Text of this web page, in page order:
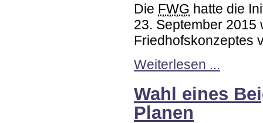
Die FWG hatte die
23. September 2015
Friedhofskonzeptes
Weiterlesen ...
Wahl eines
Planen